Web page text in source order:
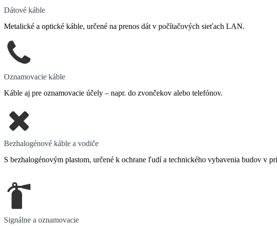
Dátové káble
Metalické a optické káble, určené na prenos dát v počítačových sieťach LAN.
Oznamovacie káble
Káble aj pre oznamovacie účely – napr. do zvončekov alebo telefónov.
Bezhalogénové káble a vodiče
S bezhalogénovým plastom, určené k ochrane ľudí a technického vybavenia budov v
Signálne a oznamovacie